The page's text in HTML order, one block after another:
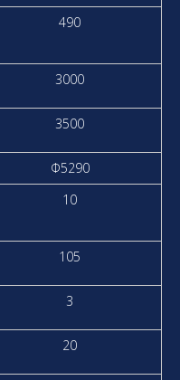
490
3000
3500
Ф5290
10
105
3
20